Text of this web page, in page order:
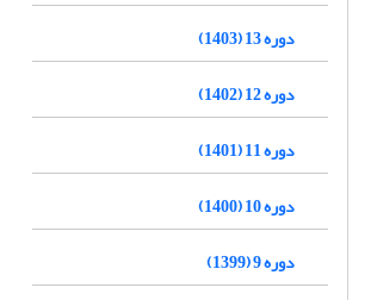
دوره 13 (1403)
دوره 12 (1402)
دوره 11 (1401)
دوره 10 (1400)
دوره 9 (1399)